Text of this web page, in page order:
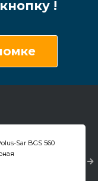
!
Sar BGS 560